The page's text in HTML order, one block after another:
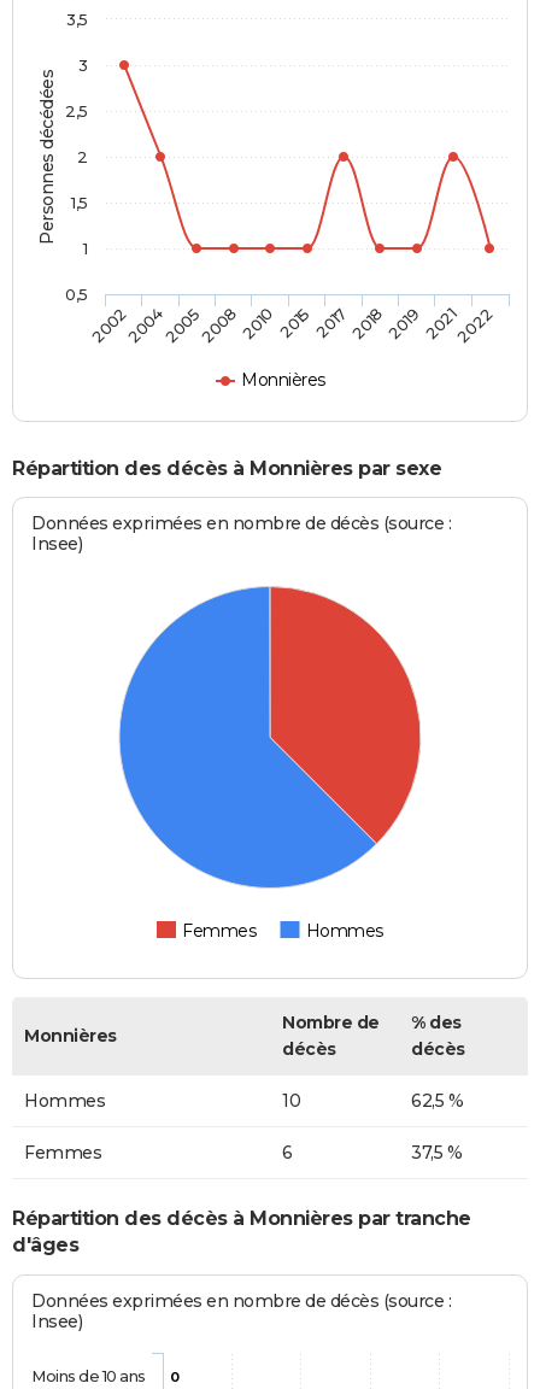
Personnes décédées
Monnières
20022004200520082010 201520172018201920212022
0,5
1
1,5
2
2,5
3
3,5
Répartition des décès à Monnières par sexe
Données exprimées en nombre de décès (source :
Insee)
Femmes Hommes
Monnières
Nombre de
décès
% des
décès
Hommes 10 62,5 %
Femmes 6 37,5 %
Répartition des décès à Monnières par tranche
d'âges
Données exprimées en nombre de décès (source :
Insee)
0
Moins de 10 ans